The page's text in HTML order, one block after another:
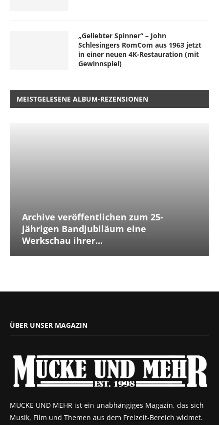
„Geliebter Spinner“ – John
Schlesingers RomCom aus 1963 jetzt
in einer neuen 4K-Restauration (mit
Gewinnspiel)
MEISTGELESENE ALBUM-REZENSIONEN
Archive veröffentlichen zum 25-
jährigen Bandjubiläum eine
Werkschau ihrer...
ÜBER UNSER MAGAZIN
MUCKE UND MEHR ist ein unabhängiges Magazin, das sich
Musik, Film und Themen aus dem Freizeit-Bereich widmet.